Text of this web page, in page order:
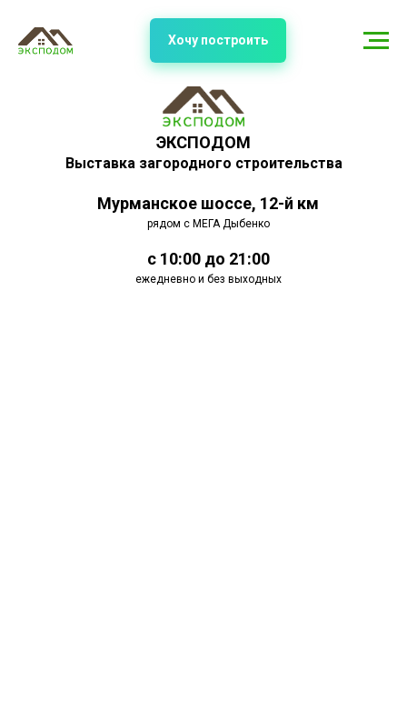
ЭКСПОДОМ
Выставка загородного строительства
Мурманское шоссе, 12-й км
рядом с МЕГА Дыбенко
с 10:00 до 21:00
ежедневно и без выходных
Хочу построить